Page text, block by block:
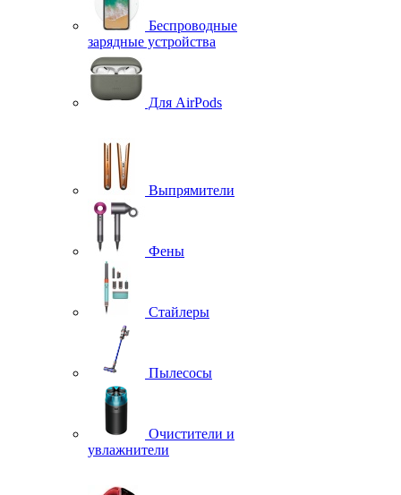
Беспроводные
зарядные устройства
Для AirPods
Выпрямители
Фены
Стайлеры
Пылесосы
Очистители и
увлажнители